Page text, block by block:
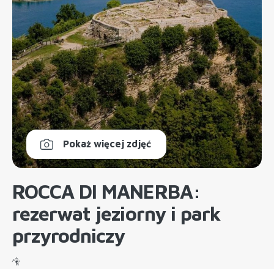
Pokaż więcej zdjęć
ROCCA DI MANERBA:
rezerwat jeziorny i park
przyrodniczy